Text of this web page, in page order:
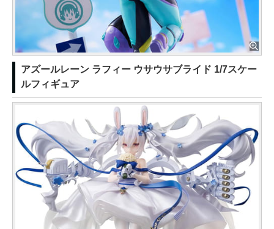
アズールレーン ラフィー ウサウサブライド 1/7スケー
ルフィギュア